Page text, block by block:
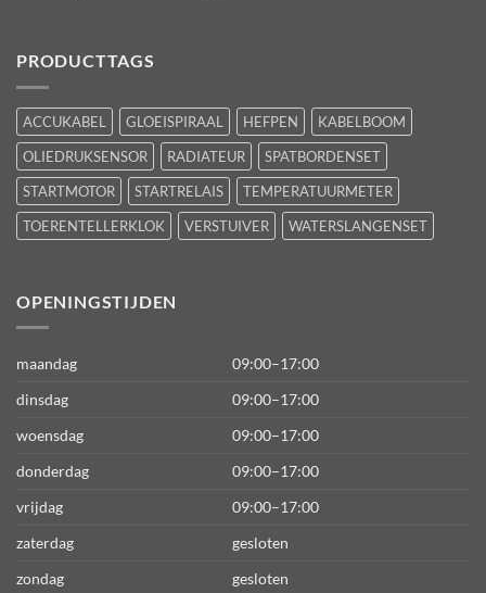
PRODUCTTAGS
ACCUKABEL GLOEISPIRAAL HEFPEN
KABELBOOM
OLIEDRUKSENSOR
RADIATEUR
SPATBORDENSET
STARTMOTOR
STARTRELAIS
TEMPERATUURMETER
TOERENTELLERKLOK
VERSTUIVER WATERSLANGENSET
OPENINGSTIJDEN
maandag
09:00–17:00
dinsdag
09:00–17:00
woensdag
09:00–17:00
donderdag
09:00–17:00
vrijdag
09:00–17:00
zaterdag
gesloten
zondag
gesloten